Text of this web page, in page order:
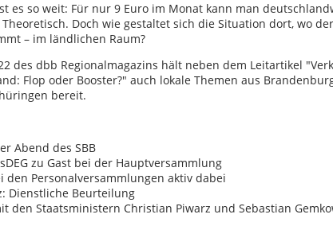
es so weit: Für nur 9 Euro im Monat kann man
Doch wie gestaltet sich die Situation dort, wo
– im ländlichen Raum?
des dbb Regionalmagazins hält neben dem Leitartikel
Flop oder Booster?" auch lokale Themen aus
bereit.
Abend des SBB
zu Gast bei der Hauptversammlung
den Personalversammlungen aktiv dabei
Dienstliche Beurteilung
den Staatsministern Christian Piwarz und Sebastian